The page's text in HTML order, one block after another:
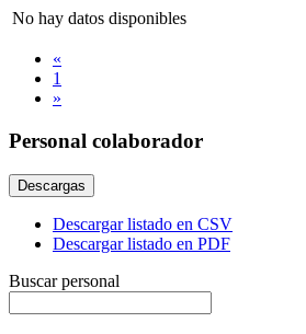
No hay datos disponibles
«
1
»
Personal colaborador
Descargas
Descargar listado en CSV
Descargar listado en PDF
Buscar personal